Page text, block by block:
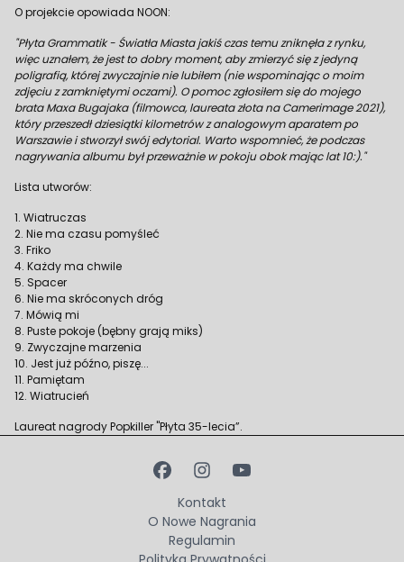
O projekcie opowiada NOON:
"Płyta Grammatik - Światła Miasta jakiś czas temu zniknęła z rynku,
więc uznałem, że jest to dobry moment, aby zmierzyć się z jedyną
poligrafią, której zwyczajnie nie lubiłem (nie wspominając o moim
zdjęciu z zamkniętymi oczami). O pomoc zgłosiłem się do mojego
brata Maxa Bugajaka (filmowca, laureata złota na Camerimage 2021),
który przeszedł dziesiątki kilometrów z analogowym aparatem po
Warszawie i stworzył swój edytorial. Warto wspomnieć, że podczas
nagrywania albumu był przeważnie w pokoju obok mając lat 10:)."
Lista utworów:
1. Wiatruczas
2. Nie ma czasu pomyśleć
3. Friko
4. Każdy ma chwile
5. Spacer
6. Nie ma skróconych dróg
7. Mówią mi
8. Puste pokoje (bębny grają miks)
9. Zwyczajne marzenia
10. Jest już późno, piszę...
11. Pamiętam
12. Wiatrucień
Laureat nagrody Popkiller "Płyta 35-lecia”.
Kontakt
O Nowe Nagrania
Regulamin